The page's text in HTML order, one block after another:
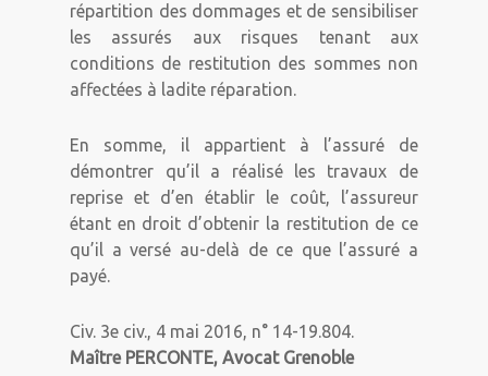
répartition des dommages et de sensibiliser
les assurés aux risques tenant aux
conditions de restitution des sommes non
affectées à ladite réparation.
En somme, il appartient à l’assuré de
démontrer qu’il a réalisé les travaux de
reprise et d’en établir le coût, l’assureur
étant en droit d’obtenir la restitution de ce
qu’il a versé au-delà de ce que l’assuré a
payé.
Civ. 3e civ., 4 mai 2016, n° 14-19.804.
Maître PERCONTE, Avocat Grenoble